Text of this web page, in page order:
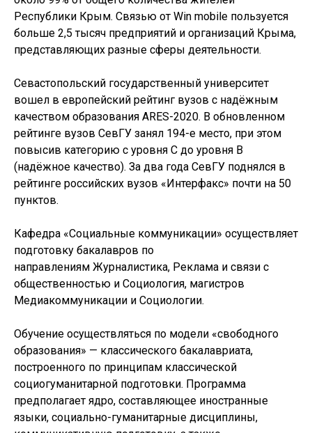
Республики Крым. Связью от Win mobile пользуется
больше 2,5 тысяч предприятий и организаций Крыма,
представляющих разные сферы деятельности.
Севастопольский государственный университет
вошел в европейский рейтинг вузов с надёжным
качеством образования ARES-2020. В обновленном
рейтинге вузов СевГУ занял 194-е место, при этом
повысив категорию с уровня С до уровня B
(надёжное качество). За два года СевГУ поднялся в
рейтинге российских вузов «Интерфакс» почти на 50
пунктов.
Кафедра «Социальные коммуникации» осуществляет
подготовку бакалавров по
направлениям Журналистика, Реклама и связи с
общественностью и Социология, магистров
Медиакоммуникации и Социологии.
Обучение осуществляться по модели «свободного
образования» — классического бакалавриата,
построенного по принципам классической
социогуманитарной подготовки. Программа
предполагает ядро, составляющее иностранные
языки, социально-гуманитарные дисциплины,